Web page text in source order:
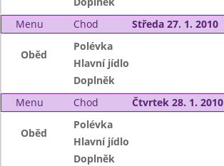
Menu
Chod Středa 27. 1. 2010
Oběd
Polévka
Hlavní jídlo
Doplněk
Menu
Chod Čtvrtek 28. 1. 2010
Oběd
Polévka
Hlavní jídlo
Doplněk